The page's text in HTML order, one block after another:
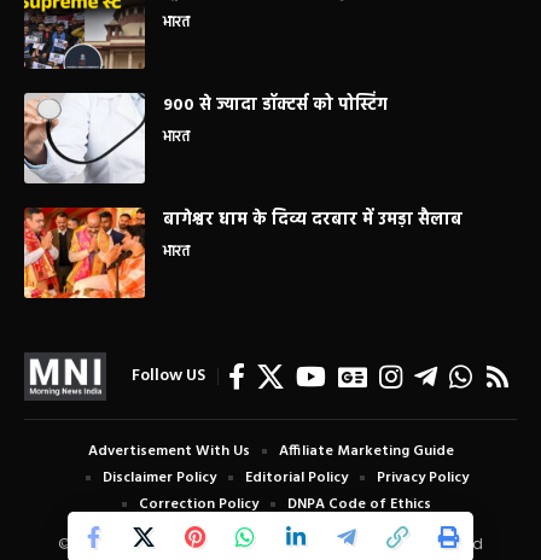
भारत
900 से ज्यादा डॉक्टर्स को पोस्टिंग
भारत
बागेश्वर धाम के दिव्य दरबार में उमड़ा सैलाब
भारत
Follow US
© Copyright 2024 Morning News India. All Rights Reserved
Advertisement With Us
Affiliate Marketing Guide
Disclaimer Policy
Editorial Policy
Privacy Policy
Correction Policy
DNPA Code of Ethics